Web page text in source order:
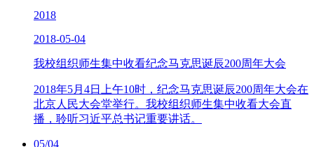
2018
2018-05-04
我校组织师生集中收看纪念马克思诞辰200周年大会
2018年5月4日上午10时，纪念马克思诞辰200周年大会在
北京人民大会堂举行。我校组织师生集中收看大会直
播，聆听习近平总书记重要讲话。
05/04